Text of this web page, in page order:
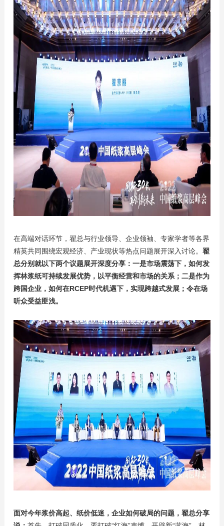
在高端对话环节，翟总与行业领导、企业领袖、专家学者等各界
精英共同围绕宏观经济、产业现状等热点问题展开深入讨论。 翟
总分别就以下两个议题展开深度分享：一是市场震荡下，如何发
挥林浆纸可持续发展优势，以平衡经营和市场的关系；二是作为
跨国企业，如何在RCEP时代机遇下，实现跨越式发展；令在场
听众受益匪浅。
面对今年浆价高起、纸价低迷，企业如何破局的问题，翟总分享